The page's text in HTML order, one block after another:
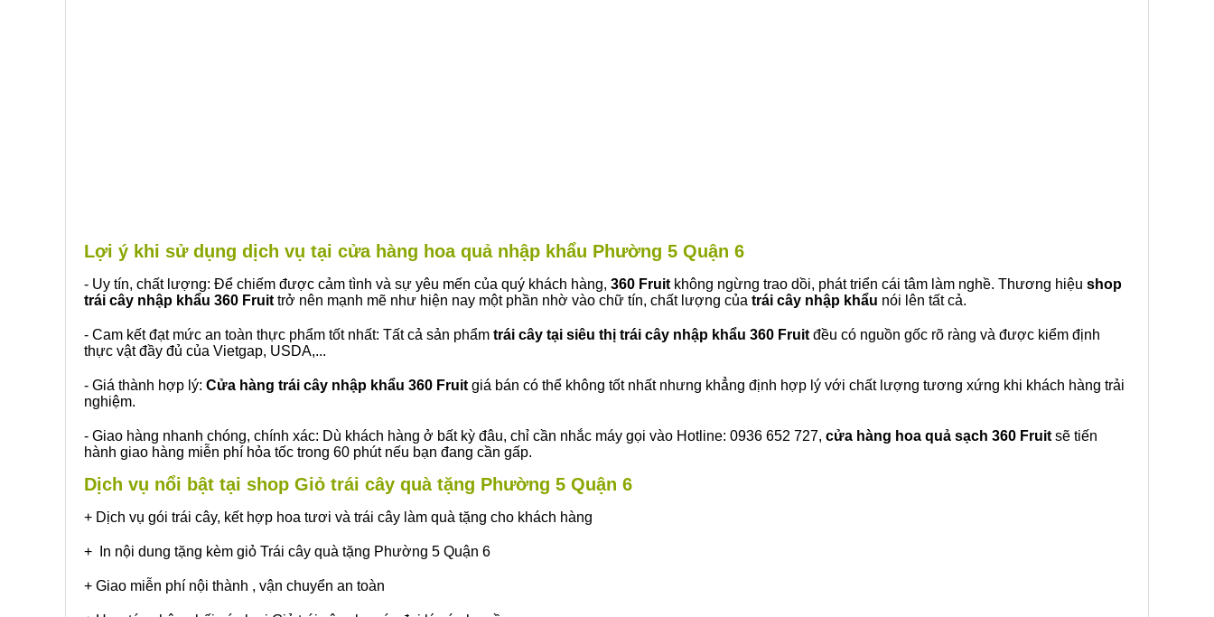
Lợi ý khi sử dụng dịch vụ tại cửa hàng hoa quả nhập khẩu Phường 5 Quận 6
- Uy tín, chất lượng: Để chiếm được cảm tình và sự yêu mến của quý khách hàng, 360 Fruit không ngừng trao dồi, phát triển cái tâm làm nghề. Thương hiệu shop
trái cây nhập khẩu 360 Fruit trở nên mạnh mẽ như hiện nay một phần nhờ vào chữ tín, chất lượng của trái cây nhập khẩu nói lên tất cả.
- Cam kết đạt mức an toàn thực phẩm tốt nhất: Tất cả sản phẩm trái cây tại siêu thị trái cây nhập khẩu 360 Fruit đều có nguồn gốc rõ ràng và được kiểm định
thực vật đầy đủ của Vietgap, USDA,...
- Giá thành hợp lý: Cửa hàng trái cây nhập khẩu 360 Fruit giá bán có thể không tốt nhất nhưng khẳng định hợp lý với chất lượng tương xứng khi khách hàng trải
nghiệm.
- Giao hàng nhanh chóng, chính xác: Dù khách hàng ở bất kỳ đâu, chỉ cần nhắc máy gọi vào Hotline: 0936 652 727, cửa hàng hoa quả sạch 360 Fruit sẽ tiến
hành giao hàng miễn phí hỏa tốc trong 60 phút nếu bạn đang cần gấp.
Dịch vụ nổi bật tại shop Giỏ trái cây quà tặng Phường 5 Quận 6
+ Dịch vụ gói trái cây, kết hợp hoa tươi và trái cây làm quà tặng cho khách hàng
+ In nội dung tặng kèm giỏ Trái cây quà tặng Phường 5 Quận 6
+ Giao miễn phí nội thành , vận chuyển an toàn